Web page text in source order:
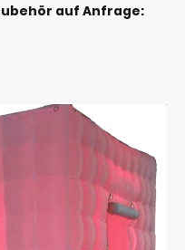
auf Anfrage: